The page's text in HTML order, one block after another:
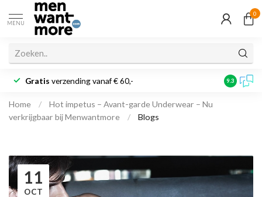
MENU
0
Gratis verzending vanaf € 60,- 9.3
Home /
Hot impetus – Avant-garde Underwear – Nu
verkrijgbaar bij Menwantmore
/ Blogs
11
OCT